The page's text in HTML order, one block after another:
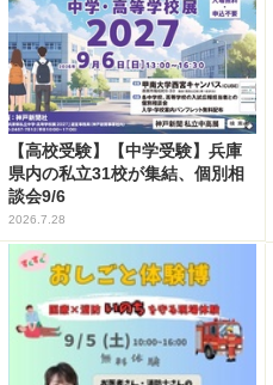
【高校受験】【中学受験】兵庫
県内の私立31校が集結、個別相
談会9/6
2026.7.28